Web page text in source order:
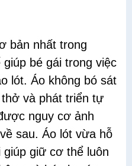
bản nhất trong
bé gái trong việc
lót. Áo không bó sát
và phát triển tự
nguy cơ ảnh
sau. Áo lót vừa hỗ
giữ cơ thể luôn